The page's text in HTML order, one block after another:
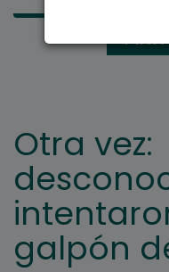
Otra vez:
galpón